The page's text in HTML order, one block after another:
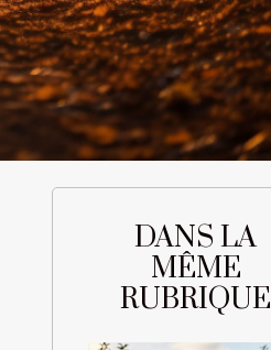
DANS LA
MÊME
RUBRIQUE